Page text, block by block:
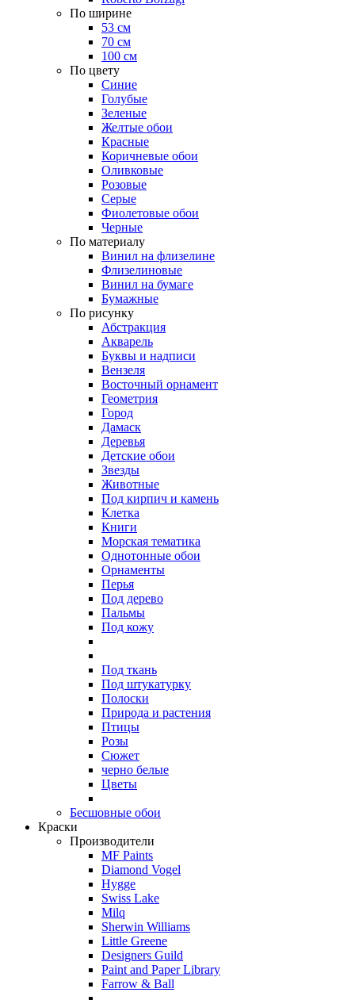
По ширине
53 см
70 см
100 см
По цвету
Синие
Голубые
Зеленые
Желтые обои
Красные
Коричневые обои
Оливковые
Розовые
Серые
Фиолетовые обои
Черные
По материалу
Винил на флизелине
Флизелиновые
Винил на бумаге
Бумажные
По рисунку
Абстракция
Акварель
Буквы и надписи
Вензеля
Восточный орнамент
Геометрия
Город
Дамаск
Деревья
Детские обои
Звезды
Животные
Под кирпич и камень
Клетка
Книги
Морская тематика
Однотонные обои
Орнаменты
Перья
Под дерево
Пальмы
Под кожу
Под ткань
Под штукатурку
Полоски
Природа и растения
Птицы
Розы
Сюжет
черно белые
Цветы
Бесшовные обои
Краски
Производители
MF Paints
Diamond Vogel
Hygge
Swiss Lake
Milq
Sherwin Williams
Little Greene
Designers Guild
Paint and Paper Library
Farrow & Ball